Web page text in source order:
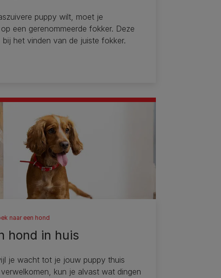
puppy wilt, moet je
een gerenommeerde fokker. Deze
bij het vinden van de juiste fokker.
naar een hond
hond in huis
je wacht tot je jouw puppy thuis
kun je alvast wat dingen